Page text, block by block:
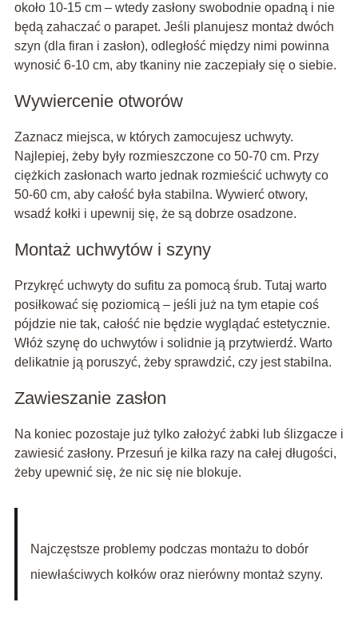
około 10-15 cm – wtedy zasłony swobodnie opadną i nie
będą zahaczać o parapet. Jeśli planujesz montaż dwóch
szyn (dla firan i zasłon), odległość między nimi powinna
wynosić 6-10 cm, aby tkaniny nie zaczepiały się o siebie.
Wywiercenie otworów
Zaznacz miejsca, w których zamocujesz uchwyty.
Najlepiej, żeby były rozmieszczone co 50-70 cm. Przy
ciężkich zasłonach warto jednak rozmieścić uchwyty co
50-60 cm, aby całość była stabilna. Wywierć otwory,
wsadź kołki i upewnij się, że są dobrze osadzone.
Montaż uchwytów i szyny
Przykręć uchwyty do sufitu za pomocą śrub. Tutaj warto
posiłkować się poziomicą – jeśli już na tym etapie coś
pójdzie nie tak, całość nie będzie wyglądać estetycznie.
Włóż szynę do uchwytów i solidnie ją przytwierdź. Warto
delikatnie ją poruszyć, żeby sprawdzić, czy jest stabilna.
Zawieszanie zasłon
Na koniec pozostaje już tylko założyć żabki lub ślizgacze i
zawiesić zasłony. Przesuń je kilka razy na całej długości,
żeby upewnić się, że nic się nie blokuje.
Najczęstsze problemy podczas montażu to dobór
niewłaściwych kołków oraz nierówny montaż szyny.